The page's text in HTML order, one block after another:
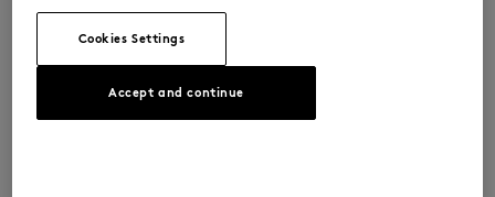
KITSUNÉ NEWSLETTER
votre première commande
Cookies Settings
Accept and continue